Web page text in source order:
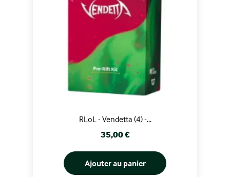
RLoL - Vendetta (4) -...
Prix
35,00 €
Ajouter au panier